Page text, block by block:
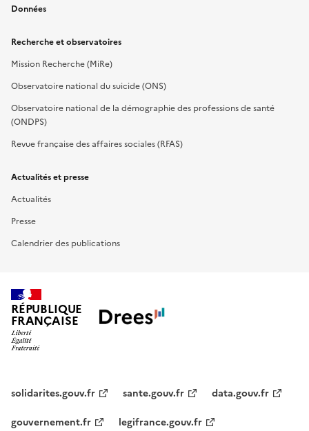
Données
Recherche et observatoires
Mission Recherche (MiRe)
Observatoire national du suicide (ONS)
Observatoire national de la démographie des professions de santé
(ONDPS)
Revue française des affaires sociales (RFAS)
Actualités et presse
Actualités
Presse
Calendrier des publications
RÉPUBLIQUE
FRANÇAISE
solidarites.gouv.fr sante.gouv.fr
data.gouv.fr
gouvernement.fr
legifrance.gouv.fr